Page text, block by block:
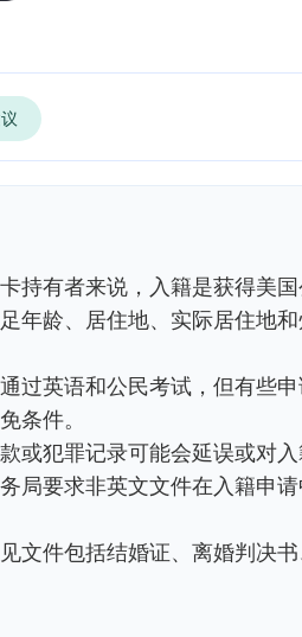
持有者来说，入籍是获得美国
年龄、居住地、实际居住地
过英语和公民考试，但有些申
条件。
或犯罪记录可能会延误或对入
局要求非英文文件在入籍申
文件包括结婚证、离婚判决